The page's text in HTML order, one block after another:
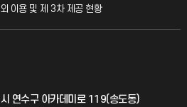
이용 및 제 3차 제공 현황
연수구 아카데미로 119(송도동)